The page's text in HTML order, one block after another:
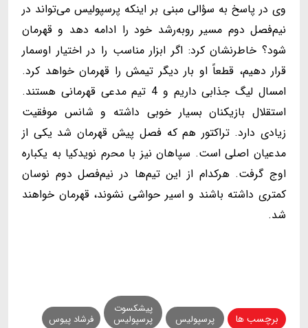
وی در پاسخ به سؤالی مبنی بر اینکه پرسپولیس می‌تواند در
نیم‌فصل دوم مسیر روبه‌رشد خود را ادامه دهد و قهرمان
شود؟ خاطرنشان کرد: اگر ابزار مناسب را در اختیار اوسمار
قرار دهیم، قطعاً او بار دیگر تیمش را قهرمان خواهد کرد.
امسال لیگ جذابی داریم و 4 تیم مدعی قهرمانی هستند.
استقلال بازیکنان بسیار خوبی داشته و شانس موفقیت
زیادی دارد. تراکتور هم که فصل پیش قهرمان شد یکی از
مدعیان اصلی است. سپاهان نیز با محرم نویدکیا به یکباره
اوج گرفت. هرکدام از این تیم‌ها در نیم‌فصل دوم نوسان
کمتری داشته باشند و اسیر حواشی نشوند، قهرمان خواهند
شد.
برچسب ها پرسپولیس
پیشکسوت
پرسپولیس فرشاد پیوس